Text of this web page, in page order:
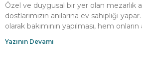
Özel ve duygusal bir yer olan mezarlık
dostlarımızın anılarına ev sahipliği
olarak bakımının yapılması, hem onların
Yazının Devamı